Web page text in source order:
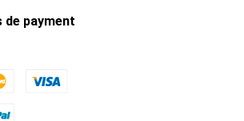
de payment